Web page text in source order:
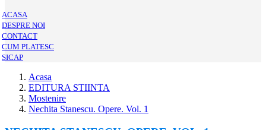
ACASA
DESPRE NOI
CONTACT
CUM PLATESC
SICAP
Acasa
EDITURA STIINTA
Mostenire
Nechita Stanescu. Opere. Vol. 1